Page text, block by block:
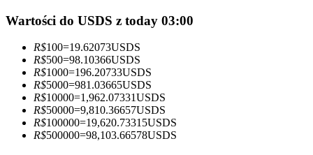
Ciesz się podziałem zysków i prowizjami z kopiowania
Wartości do USDS z today 03:00
R$100=19.62073USDS
R$500=98.10366USDS
R$1000=196.20733USDS
R$5000=981.03665USDS
R$10000=1,962.07331USDS
R$50000=9,810.36657USDS
R$100000=19,620.73315USDS
R$500000=98,103.66578USDS